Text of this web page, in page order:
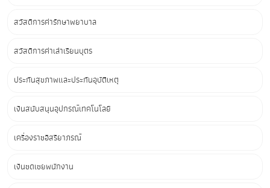
สวัสดิการค่ารักษาพยาบาล
สวัสดิการค่าเล่าเรียนบุตร
ประกันสุขภาพและประกันอุบัติเหตุ
เงินสนับสนุนอุปกรณ์เทคโนโลยี
เครื่องราชอิสริยาภรณ์
เงินชดเชยพนักงาน